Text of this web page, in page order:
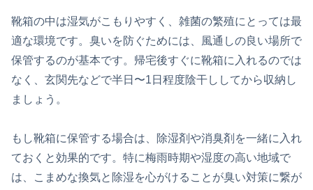
靴箱の中は湿気がこもりやすく、雑菌の繁殖にとっては最
適な環境です。臭いを防ぐためには、風通しの良い場所で
保管するのが基本です。帰宅後すぐに靴箱に入れるのでは
なく、玄関先などで半日〜1日程度陰干ししてから収納し
ましょう。
もし靴箱に保管する場合は、除湿剤や消臭剤を一緒に入れ
ておくと効果的です。特に梅雨時期や湿度の高い地域で
は、こまめな換気と除湿を心がけることが臭い対策に繋が